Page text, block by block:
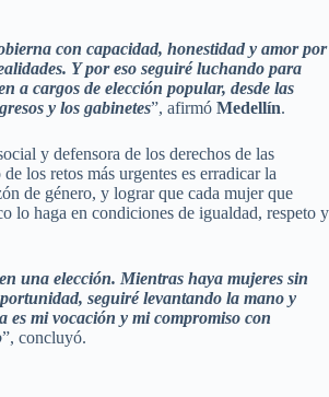
con capacidad, honestidad y amor por
Y por eso seguiré luchando para
a cargos de elección popular, desde las
y los gabinetes”, afirmó Medellín.
y defensora de los derechos de las
los retos más urgentes es erradicar la
de género, y lograr que cada mujer que
lo haga en condiciones de igualdad, respeto y
una elección. Mientras haya mujeres sin
seguiré levantando la mano y
es mi vocación y mi compromiso con
”, concluyó.